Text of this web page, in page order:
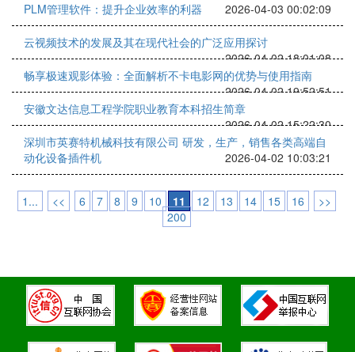
PLM管理软件：提升企业效率的利器
2026-04-03 00:02:09
云视频技术的发展及其在现代社会的广泛应用探讨
2026-04-02 18:01:08
畅享极速观影体验：全面解析不卡电影网的优势与使用指南
2026-04-02 19:52:51
安徽文达信息工程学院职业教育本科招生简章
2026-04-02 15:22:30
深圳市英赛特机械科技有限公司 研发，生产，销售各类高端自
动化设备插件机
2026-04-02 10:03:21
1... << 6 7 8 9 10 11 12 13 14 15 16
>>
200